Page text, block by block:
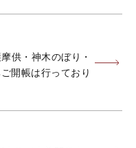
供・神木のぼり・
開帳は行っており